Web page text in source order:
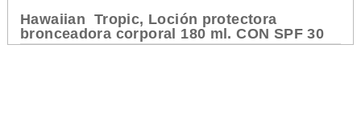
Hawaiian Tropic, Loción protectora
bronceadora corporal 180 ml. CON SPF 30